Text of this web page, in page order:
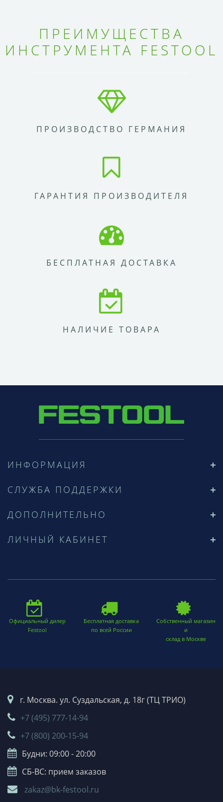
ПРЕИМУЩЕСТВА
ИНСТРУМЕНТА FESTOOL
ПРОИЗВОДСТВО ГЕРМАНИЯ
ГАРАНТИЯ ПРОИЗВОДИТЕЛЯ
БЕСПЛАТНАЯ ДОСТАВКА
НАЛИЧИЕ ТОВАРА
ИНФОРМАЦИЯ
СЛУЖБА ПОДДЕРЖКИ
ДОПОЛНИТЕЛЬНО
ЛИЧНЫЙ КАБИНЕТ
Официальный дилер
Festool
Бесплатная доставка
по всей России
Собственный магазин
и
склад в Москве
г. Москва. ул. Суздальская, д. 18г (ТЦ ТРИО)
+7 (495) 777-14-94
+7 (800) 200-15-94
Будни: 09:00 - 20:00
СБ-ВС: прием заказов
zakaz@bk-festool.ru